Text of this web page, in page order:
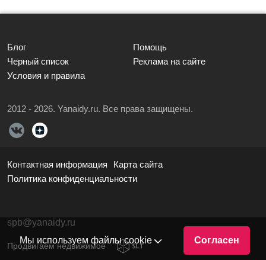
Мы используем файлы cookie Согласен
Блог
Помощь
Черный список
Реклама на сайте
Условия и правила
2012 - 2026. Yanaidy.ru. Все права защищены.
Контактная информация
Карта сайта
Политика конфиденциальности
spb@yanaidy.ru
Продвигаем недвижимое